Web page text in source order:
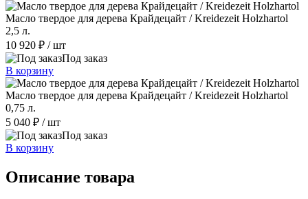
Масло твердое для дерева Крайдецайт / Kreidezeit Holzhartol
2,5 л.
10 920 ₽ / шт
Под заказ
В корзину
Масло твердое для дерева Крайдецайт / Kreidezeit Holzhartol
0,75 л.
5 040 ₽ / шт
Под заказ
В корзину
Описание товара